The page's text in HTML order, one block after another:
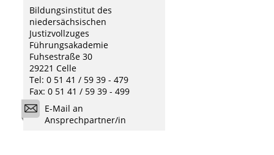
Bildungsinstitut des
niedersächsischen
Justizvollzuges
Führungsakademie
Fuhsestraße 30
29221 Celle
Tel: 0 51 41 / 59 39 - 479
Fax: 0 51 41 / 59 39 - 499
E-Mail an
Ansprechpartner/in